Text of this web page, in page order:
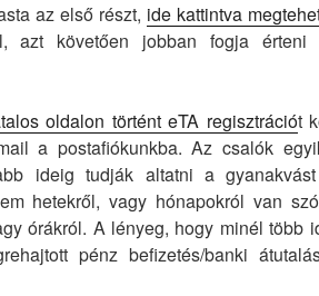
az első részt, ide kattintva
azt követően jobban fogja érteni
oldalon történt eTA regisztrációt
a postafiókunkba. Az csalók
ideig tudják altatni a
hetekről, vagy hónapokról van
órákról. A lényeg, hogy minél több
pénz befizetés/banki